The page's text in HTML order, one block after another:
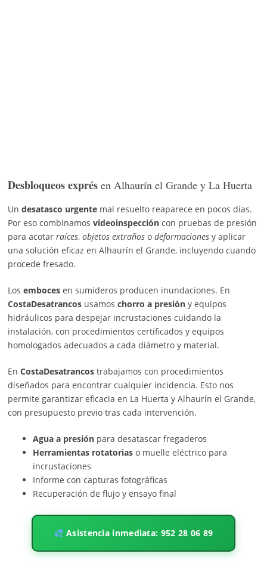
Desbloqueos exprésen Alhaurín el Grande y La Huerta
Un desatasco urgentemal resuelto reaparece en pocos días.
Por eso combinamos videoinspeccióncon pruebas de presión
para acotar raíces, objetos extrañoso deformacionesy aplicar
una solución eficaz en Alhaurín el Grande, incluyendo cuando
procede fresado.
Los embocesen sumideros producen inundaciones. En
CostaDesatrancosusamos chorro a presióny equipos
hidráulicos para despejar incrustaciones cuidando la
instalación, con procedimientos certificados y equipos
homologados adecuados a cada diámetro y material.
En CostaDesatrancostrabajamos con procedimientos
diseñados para encontrar cualquier incidencia. Esto nos
permite garantizar eficacia en La Huerta y Alhaurín el Grande,
con presupuesto previo tras cada intervención.
Agua a presiónpara desatascar fregaderos
Herramientas rotatoriaso muelle eléctrico para
incrustaciones
Informe con capturas fotográficas
Recuperación de flujo y ensayo final
Asistencia inmediata: 952 28 06 89